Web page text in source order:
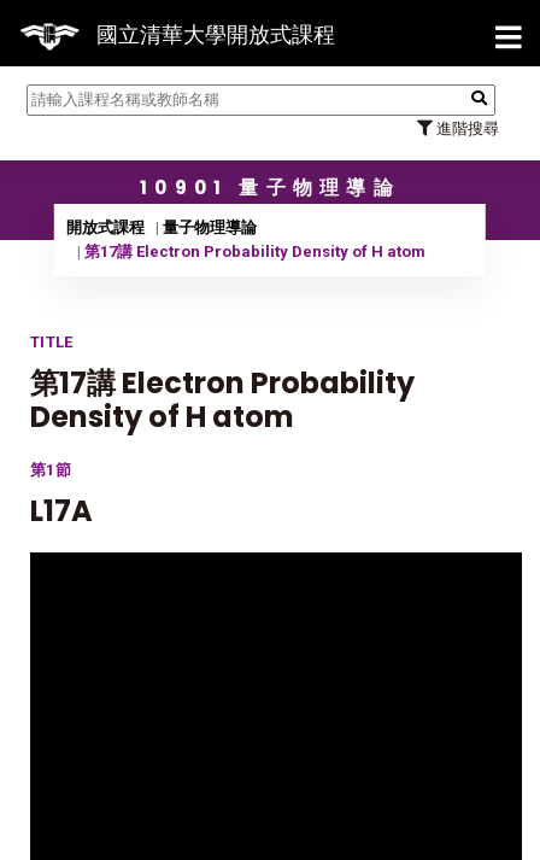
國立清華大學開放式課程
進階搜尋
【
10901 量子物理導論
開放式課程
量子物理導論
第17講 Electron Probability Density of H atom
TITLE
第17講 Electron Probability
Density of H atom
第1節
L17A